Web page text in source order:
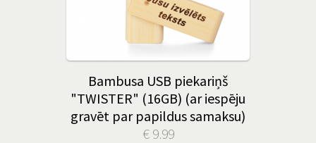
Bambusa USB piekariņš
"TWISTER" (16GB) (ar iespēju
gravēt par papildus samaksu)
€ 9.99